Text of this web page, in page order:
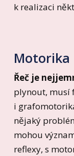
k realizaci
Motorika
Řeč je
plynout, musí
i
nějaký
mohou
reflexy, s